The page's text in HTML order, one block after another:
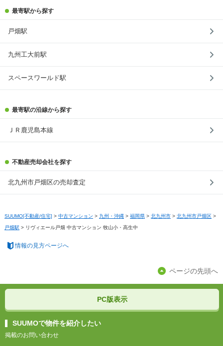
最寄駅から探す
戸畑駅
九州工大前駅
スペースワールド駅
最寄駅の沿線から探す
ＪＲ鹿児島本線
不動産売却会社を探す
北九州市戸畑区の売却査定
SUUMO[不動産/住宅] > 中古マンション > 九州・沖縄 > 福岡県 > 北九州市 > 北九州市戸畑区 >
戸畑駅 > リヴィエール戸畑 中古マンション 牧山小・高生中
情報の見方ページへ
ページの先頭へ
PC版表示
SUUMOで物件を紹介したい
掲載のお問い合わせ